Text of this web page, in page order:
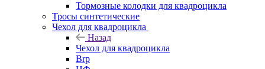
Тормозные колодки для квадроцикла
Тросы синтетические
Чехол для квадроцикла
Назад
Чехол для квадроцикла
Brp